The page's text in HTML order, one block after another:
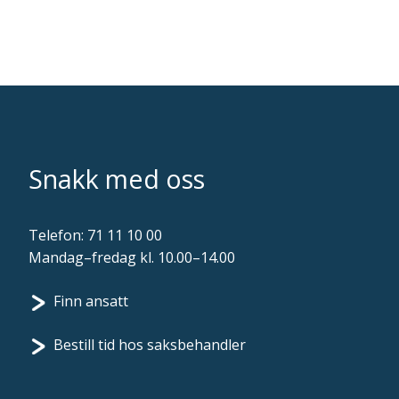
Snakk med oss
Telefon: 71 11 10 00
Mandag–fredag kl. 10.00–14.00
Finn ansatt
Bestill tid hos saksbehandler